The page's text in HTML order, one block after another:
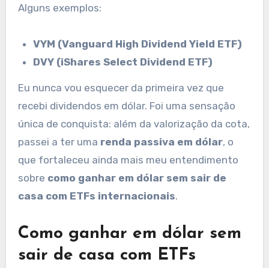
Alguns exemplos:
VYM (Vanguard High Dividend Yield ETF)
DVY (iShares Select Dividend ETF)
Eu nunca vou esquecer da primeira vez que
recebi dividendos em dólar. Foi uma sensação
única de conquista: além da valorização da cota,
passei a ter uma renda passiva em dólar, o
que fortaleceu ainda mais meu entendimento
sobre como ganhar em dólar sem sair de
casa com ETFs internacionais.
Como ganhar em dólar sem
sair de casa com ETFs